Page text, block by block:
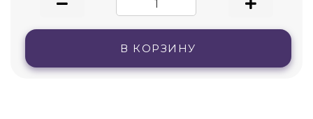
В КОРЗИНУ